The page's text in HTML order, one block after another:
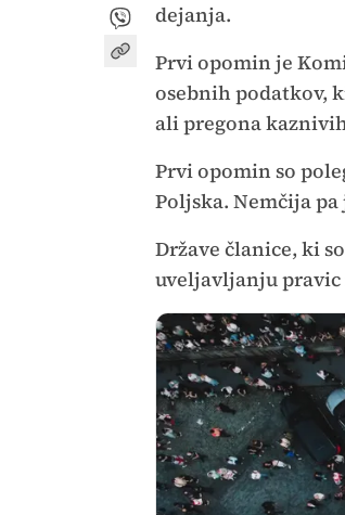
dejanja.
Prvi opomin je
osebnih podatkov,
ali pregona
Prvi opomin so
Poljska. Nemčija
Države članice, ki
uveljavljanju pravic